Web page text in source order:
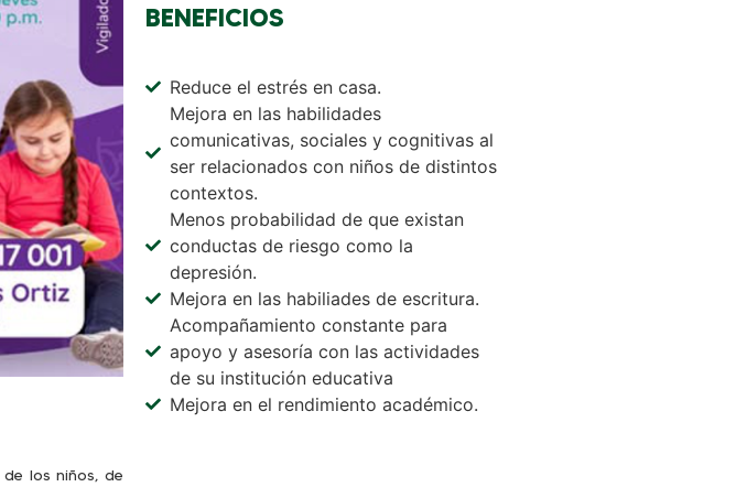
los niños, de
BENEFICIOS
Reduce el estrés en casa.
Mejora en las habilidades
comunicativas, sociales y cognitivas al
ser relacionados con niños de distintos
contextos.
Menos probabilidad de que existan
conductas de riesgo como la
depresión.
Mejora en las habiliades de escritura.
Acompañamiento constante para
apoyo y asesoría con las actividades
de su institución educativa
Mejora en el rendimiento académico.